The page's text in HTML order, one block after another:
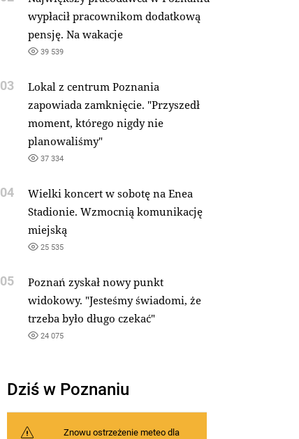
wypłacił pracownikom dodatkową
pensję. Na wakacje
39 539
03
Lokal z centrum Poznania
zapowiada zamknięcie. "Przyszedł
moment, którego nigdy nie
planowaliśmy"
37 334
04
Wielki koncert w sobotę na Enea
Stadionie. Wzmocnią komunikację
miejską
25 535
05
Poznań zyskał nowy punkt
widokowy. "Jesteśmy świadomi, że
trzeba było długo czekać"
24 075
Dziś w Poznaniu
Znowu ostrzeżenie meteo dla